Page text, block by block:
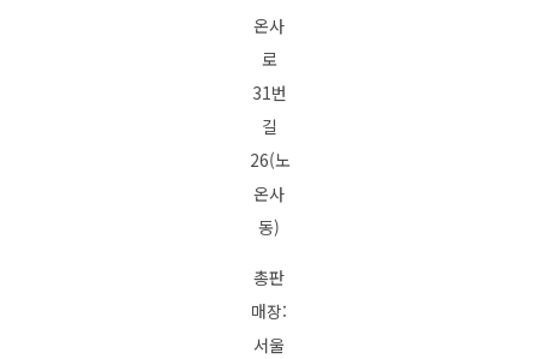
온사
로
31번
길
26(노
온사
동)
총판
매장:
서울